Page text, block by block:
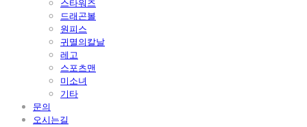
스타워즈
드래곤볼
원피스
귀멸의칼날
레고
스포츠맨
미소녀
기타
문의
오시는길